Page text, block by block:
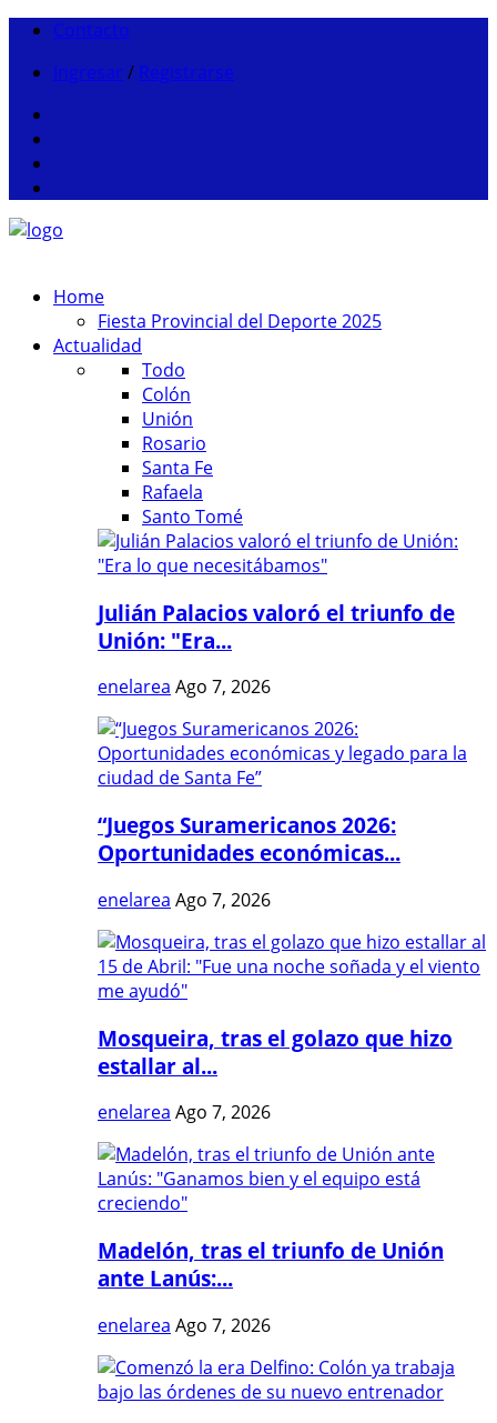
Contacto
Ingresar / Registrarse
Home
Fiesta Provincial del Deporte 2025
Actualidad
Todo
Colón
Unión
Rosario
Santa Fe
Rafaela
Santo Tomé
Julián Palacios valoró el triunfo de
Unión: "Era...
enelarea Ago 7, 2026
“Juegos Suramericanos 2026:
Oportunidades económicas...
enelarea Ago 7, 2026
Mosqueira, tras el golazo que hizo
estallar al...
enelarea Ago 7, 2026
Madelón, tras el triunfo de Unión
ante Lanús:...
enelarea Ago 7, 2026